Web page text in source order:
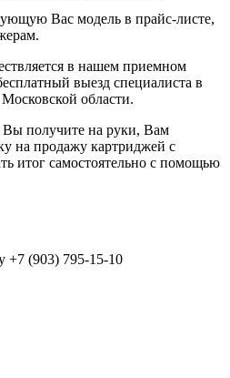
Вас модель в прайс-листе,
в нашем приемном
выезд специалиста в
области.
получите на руки, Вам
на продажу картриджей с
итог самостоятельно с помощью
+7 (903) 795-15-10